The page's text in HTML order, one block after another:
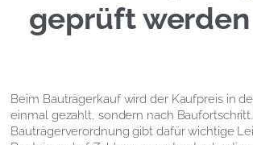
geprüft
Beim Bauträgerkauf wird der Kaufpreis in
einmal gezahlt, sondern nach
Bauträgerverordnung gibt dafür wichtige